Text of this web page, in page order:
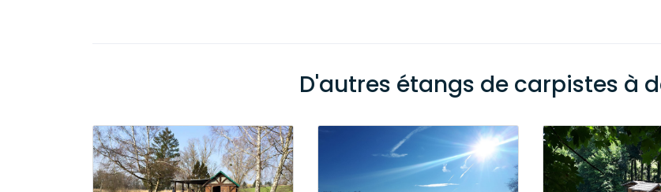
D'autres étangs de carpistes à